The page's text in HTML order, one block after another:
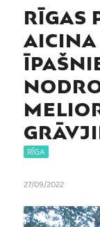
RĪGAS
AICINA
RĪGA
27/09/2022